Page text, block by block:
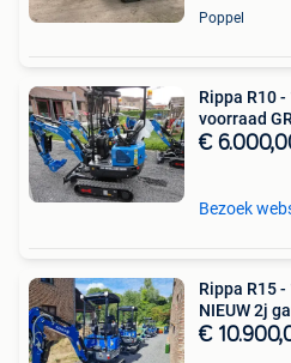
Poppel
Rippa R10
voorraad
€
Bezoek
Rippa R15
NIEUW 2j
€